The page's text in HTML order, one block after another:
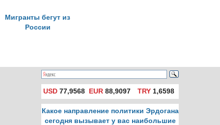
Мигранты бегут из
России
USD 77,9568 EUR 88,9097 TRY1,6598
Какое направление политики Эрдогана
сегодня вызывает у вас наибольшие